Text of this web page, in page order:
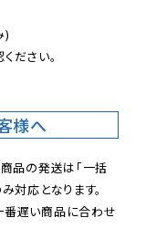
)
ださい。
様へ
品の発送は「一括
対応となります。
番遅い商品に合わせ